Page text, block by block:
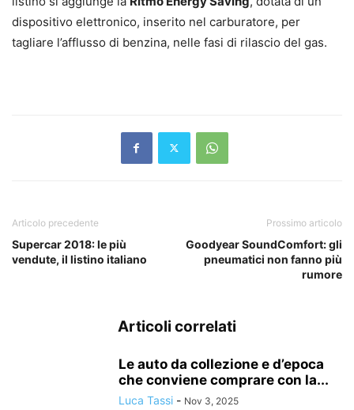
dispositivo elettronico, inserito nel carburatore, per
tagliare l’afflusso di benzina, nelle fasi di rilascio del gas.
Articolo precedente
Supercar 2018: le più
vendute, il listino italiano
Prossimo articolo
Goodyear SoundComfort: gli
pneumatici non fanno più
rumore
Articoli correlati
Le auto da collezione e d’epoca
che conviene comprare con la...
Luca Tassi - Nov 3, 2025